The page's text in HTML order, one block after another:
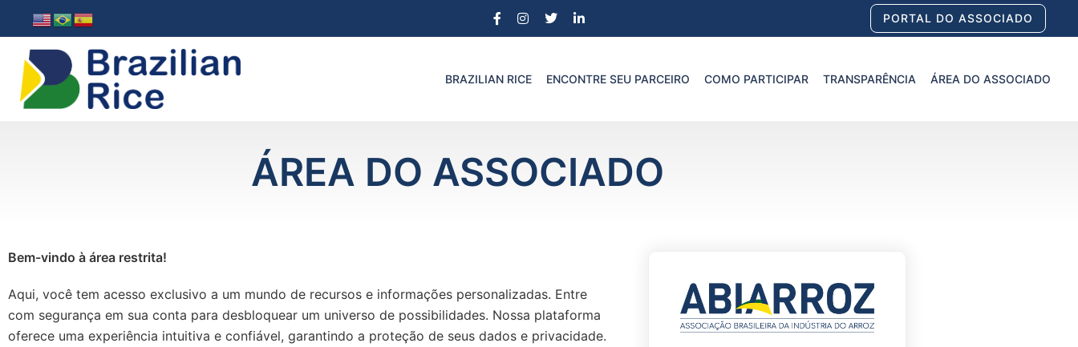
PORTAL DO ASSOCIADO
BRAZILIAN RICE ENCONTRE SEU PARCEIRO COMO PARTICIPAR TRANSPARÊNCIA ÁREA DO ASSOCIADO
ÁREA DO ASSOCIADO
Bem-vindo à área restrita!
Aqui, você tem acesso exclusivo a um mundo de recursos e informações personalizadas. Entre
com segurança em sua conta para desbloquear um universo de possibilidades. Nossa plataforma
oferece uma experiência intuitiva e confiável, garantindo a proteção de seus dados e privacidade.